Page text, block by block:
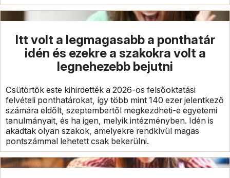
Itt volt a legmagasabb a ponthatár
idén és ezekre a szakokra volt a
legnehezebb bejutni
Csütörtök este kihirdették a 2026-os felsőoktatási
felvételi ponthatárokat, így több mint 140 ezer jelentkező
számára eldőlt, szeptembertől megkezdheti-e egyetemi
tanulmányait, és ha igen, melyik intézményben. Idén is
akadtak olyan szakok, amelyekre rendkívül magas
pontszámmal lehetett csak bekerülni.